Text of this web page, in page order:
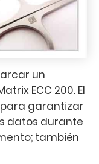
un
ECC 200. El
garantizar
datos durante
también